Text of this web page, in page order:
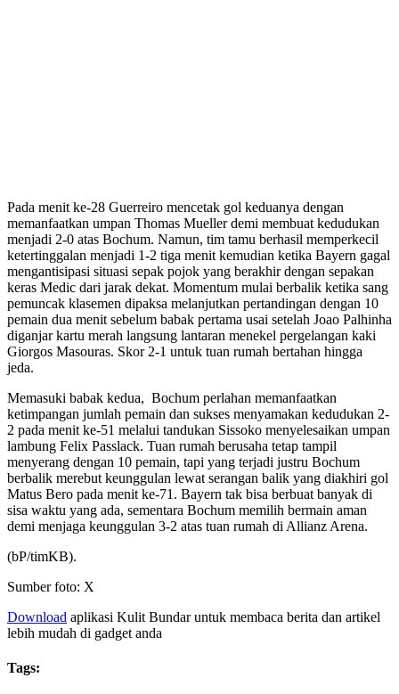
Pada menit ke-28 Guerreiro mencetak gol keduanya dengan
memanfaatkan umpan Thomas Mueller demi membuat kedudukan
menjadi 2-0 atas Bochum. Namun, tim tamu berhasil memperkecil
ketertinggalan menjadi 1-2 tiga menit kemudian ketika Bayern gagal
mengantisipasi situasi sepak pojok yang berakhir dengan sepakan
keras Medic dari jarak dekat. Momentum mulai berbalik ketika sang
pemuncak klasemen dipaksa melanjutkan pertandingan dengan 10
pemain dua menit sebelum babak pertama usai setelah Joao Palhinha
diganjar kartu merah langsung lantaran menekel pergelangan kaki
Giorgos Masouras. Skor 2-1 untuk tuan rumah bertahan hingga
jeda.
Memasuki babak kedua, Bochum perlahan memanfaatkan
ketimpangan jumlah pemain dan sukses menyamakan kedudukan 2-
2 pada menit ke-51 melalui tandukan Sissoko menyelesaikan umpan
lambung Felix Passlack. Tuan rumah berusaha tetap tampil
menyerang dengan 10 pemain, tapi yang terjadi justru Bochum
berbalik merebut keunggulan lewat serangan balik yang diakhiri gol
Matus Bero pada menit ke-71. Bayern tak bisa berbuat banyak di
sisa waktu yang ada, sementara Bochum memilih bermain aman
demi menjaga keunggulan 3-2 atas tuan rumah di Allianz Arena.
(bP/timKB).
Sumber foto: X
Download aplikasi Kulit Bundar untuk membaca berita dan artikel
lebih mudah di gadget anda
Tags: